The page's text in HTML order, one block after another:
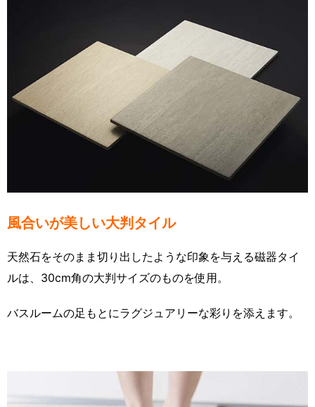
風合いが美しい大判タイル
天然石をそのまま切り出したような印象を与える磁器タイ
ルは、30cm角の大判サイズのものを使用。
バスルームの足もとにラグジュアリーな彩りを添えます。